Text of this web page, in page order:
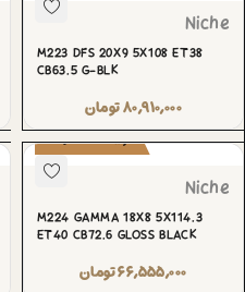
Niche
M223 DFS 20X9 5X108 ET38
CB63.5 G-BLK
۸۰,۹۱۰,۰۰۰تومان
پیش‌سفارش
Niche
M224 GAMMA 18X8 5X114.3
ET40 CB72.6 GLOSS BLACK
۶۶,۵۵۵,۰۰۰تومان